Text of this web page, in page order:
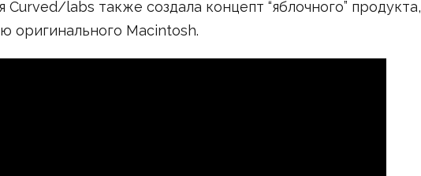
labs также создала концепт “яблочного” продукта,
оригинального Macintosh.